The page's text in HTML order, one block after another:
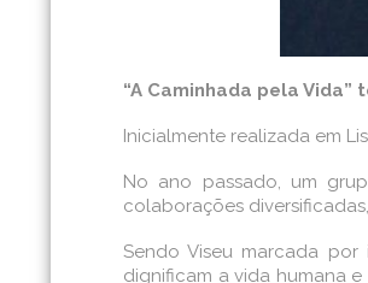
“A Caminhada pela
Inicialmente realizada em
No ano passado, um
colaborações
Sendo Viseu marcada
dignificam a vida humana